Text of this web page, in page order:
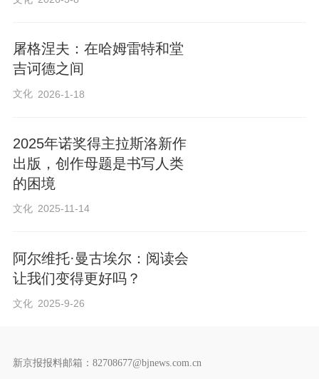
屠格涅夫：在哈姆雷特和堂
吉诃德之间
文化 2026-1-18
2025年诺奖得主拉斯洛新作
出版，创作母题是书写人类
的困境
文化 2025-11-14
阿尔维托·曼古埃尔：阅读会
让我们变得更好吗？
文化 2025-9-26
新京报报料邮箱：82708677@bjnews.com.cn